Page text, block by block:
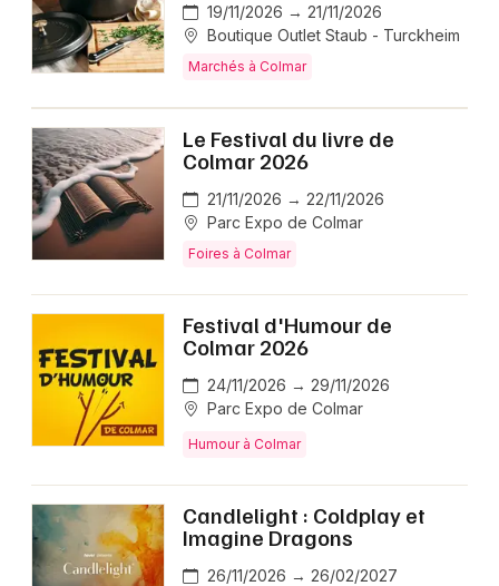
19/11/2026 → 21/11/2026
Boutique Outlet Staub - Turckheim
Marchés à Colmar
Le Festival du livre de
Colmar 2026
21/11/2026 → 22/11/2026
Parc Expo de Colmar
Foires à Colmar
Festival d'Humour de
Colmar 2026
24/11/2026 → 29/11/2026
Parc Expo de Colmar
Humour à Colmar
Candlelight : Coldplay et
Imagine Dragons
26/11/2026 → 26/02/2027